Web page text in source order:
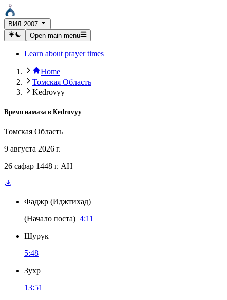
ВИЛ 2007
Open main menu
Learn about prayer times
Home
Томская Область
Kedrovyy
Время намаза в Kedrovyy
Томская Область
9 августа 2026 г.
26 сафар 1448 г. AH
Фаджр (Иджтихад)
(Начало поста) 4:11
Шурук
5:48
Зухр
13:51